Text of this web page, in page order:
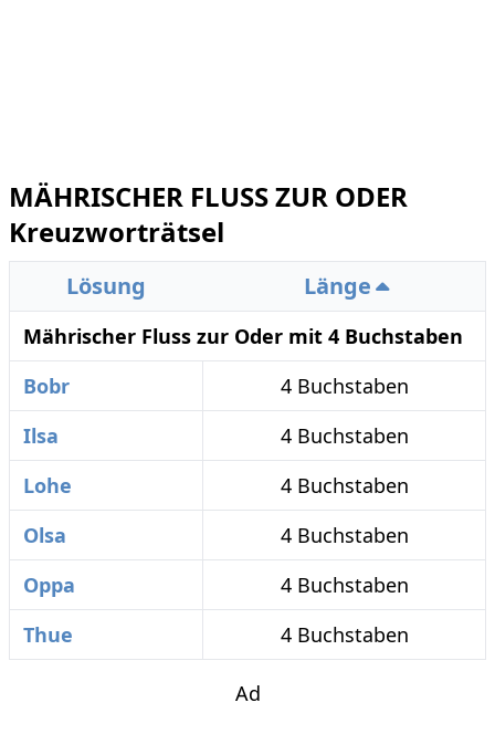
MÄHRISCHER FLUSS ZUR ODER
Kreuzworträtsel
Lösung Länge
Mährischer Fluss zur Oder mit 4 Buchstaben
Bobr
4 Buchstaben
Ilsa
4 Buchstaben
Lohe
4 Buchstaben
Olsa
4 Buchstaben
Oppa
4 Buchstaben
Thue
4 Buchstaben
Ad